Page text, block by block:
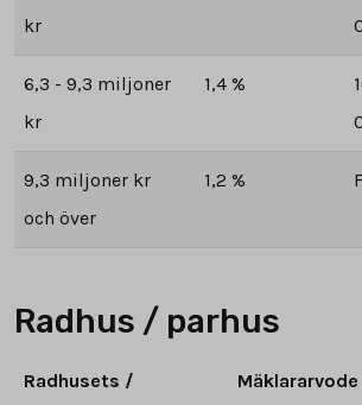
kr
6,3 - 9,3 miljoner
kr
1,4 %
9,3 miljoner kr
och över
1,2 %
Radhus / parhus
Radhusets /
Mäklararvode